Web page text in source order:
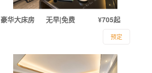
豪华大床房 ¥705起
无早|免费
预定